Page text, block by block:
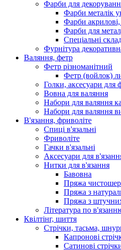
Фарби для
Фарби металік
Фарби акрилові,
Фарби для
Спеціальні
Фурнітура
Валяння, фетр
Фетр різноманітний
Фетр (войлок)
Голки, аксесуари для
Вовна для валяння
Набори для валяння
Набори для валяння
В'язання, фриволіте
Спиці в'язальні
Фриволіте
Гачки в'язальні
Аксесуари для
Нитки для в'язання
Бавовна
Пряжа
Пряжа з
Пряжа з
Література по
Квілтінг, шиття
Стрічки, тасьма,
Капронові
Сатинові